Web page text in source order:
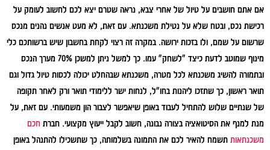
אם אתם חושבים על טיול של אחרי צבא, נראה שטרם יצא לכם לחשוב לעומק על
רכישת נכס, ובטח שלא על נטילת משכנתא. עם זאת, לא מעט אנשים נהנים מנכס
שרשום על שמם, ולו בזכות ירושה. במקרה זה רצוי לקחת בחשבון שיש ברשותכם כלי
מינוף שמוטב לדעת כיצד "לשחק" עמו. כך למשל ניתן למשכן 70% מערך הנכס
ובתמורה להשיג משכנתא לכל מטרה, משכנתא שבהחלט יכולה לכסות טיול גדול וגם
תואר ראשון, כך שתזכו ליהנות בחו"ל, לנחות ישר ללימודי תואר ורק לאחר תקופה
של שנתיים שלוש להתחיל לעבוד באופן שיאפשר לצבור הון משמעותי. עם זאת, על
מנת למנף את הסיטואציה בצורה נבונה, חשוב לקבל ייעוץ מקצועי. חברת חכם
משכנתאות תשמח להאיר לכם את התמונה בשלמותה, כך שתשכילו להתנהל באופן